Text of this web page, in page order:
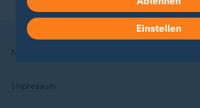
Nutzungsbedingungen
Impressum
Weitere Informationen findest
Datenschutzerklärung.Einstellen